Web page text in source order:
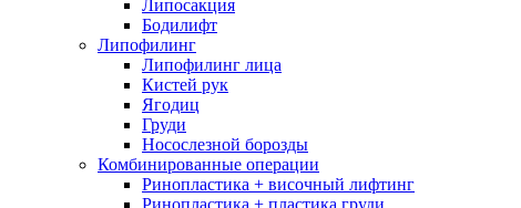
Липосакция
Бодилифт
Липофилинг
Липофилинг лица
Кистей рук
Ягодиц
Груди
Носослезной борозды
Комбинированные операции
Ринопластика + височный лифтинг
Ринопластика + пластика груди